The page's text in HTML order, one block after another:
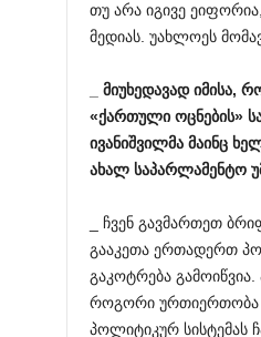
თუ არა იგივე
მედიას. უახლოეს
მიუხედავად იმისა,
«ქართული ოცნების»
ივანიშვილმა მაინც
ახალ საპარლამენტო
_ ჩვენ გავმართეთ
გააკეთა ერთადერთ
გაკოტრება
როგორი ურთიერთობა
პოლიტიკურ სისტემას